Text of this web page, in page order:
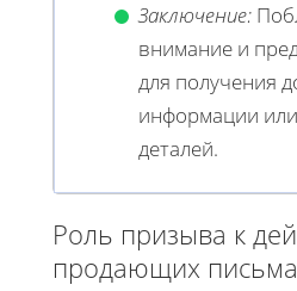
Заключение:
внимание и
для получения
информации
деталей.
Роль призыва к
продающих